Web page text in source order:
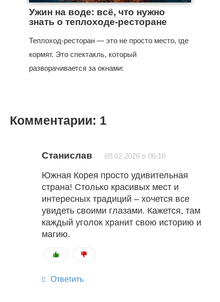
Ужин на воде: всё, что нужно
знать о теплоходе-ресторане
Теплоход-ресторан — это не просто место, где
кормят. Это спектакль, который
разворачивается за окнами:
Комментарии: 1
Станислав 09.02.2026 в 06:10
Южная Корея просто удивительная
страна! Столько красивых мест и
интересных традиций – хочется все
увидеть своими глазами. Кажется, там
каждый уголок хранит свою историю и
магию.
Ответить